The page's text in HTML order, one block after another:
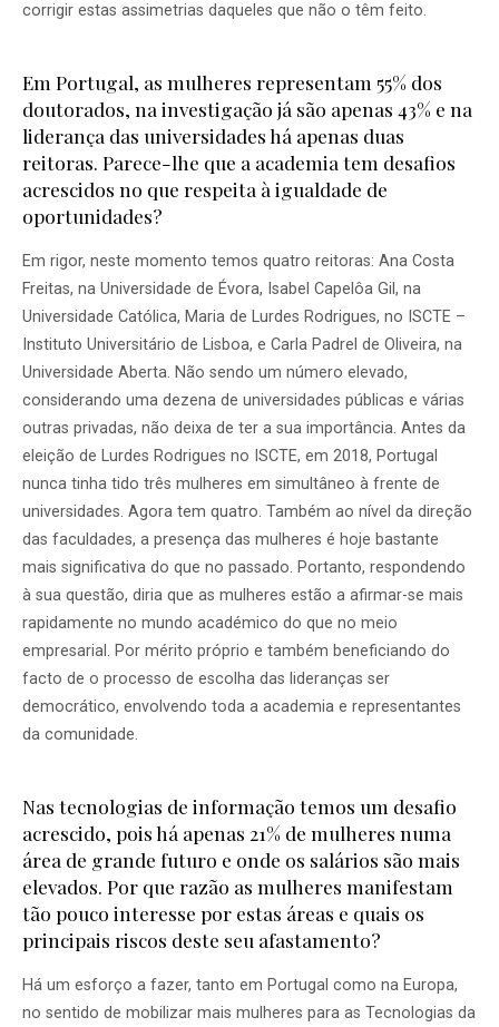
corrigir estas assimetrias daqueles que não o têm feito.
Em Portugal, as mulheres representam 55% dos
doutorados, na investigação já são apenas 43% e na
liderança das universidades há apenas duas
reitoras. Parece-lhe que a academia tem desafios
acrescidos no que respeita à igualdade de
oportunidades?
Em rigor, neste momento temos quatro reitoras: Ana Costa
Freitas, na Universidade de Évora, Isabel Capelôa Gil, na
Universidade Católica, Maria de Lurdes Rodrigues, no ISCTE –
Instituto Universitário de Lisboa, e Carla Padrel de Oliveira, na
Universidade Aberta. Não sendo um número elevado,
considerando uma dezena de universidades públicas e várias
outras privadas, não deixa de ter a sua importância. Antes da
eleição de Lurdes Rodrigues no ISCTE, em 2018, Portugal
nunca tinha tido três mulheres em simultâneo à frente de
universidades. Agora tem quatro. Também ao nível da direção
das faculdades, a presença das mulheres é hoje bastante
mais significativa do que no passado. Portanto, respondendo
à sua questão, diria que as mulheres estão a afirmar-se mais
rapidamente no mundo académico do que no meio
empresarial. Por mérito próprio e também beneficiando do
facto de o processo de escolha das lideranças ser
democrático, envolvendo toda a academia e representantes
da comunidade.
Nas tecnologias de informação temos um desafio
acrescido, pois há apenas 21% de mulheres numa
área de grande futuro e onde os salários são mais
elevados. Por que razão as mulheres manifestam
tão pouco interesse por estas áreas e quais os
principais riscos deste seu afastamento?
Há um esforço a fazer, tanto em Portugal como na Europa,
no sentido de mobilizar mais mulheres para as Tecnologias da